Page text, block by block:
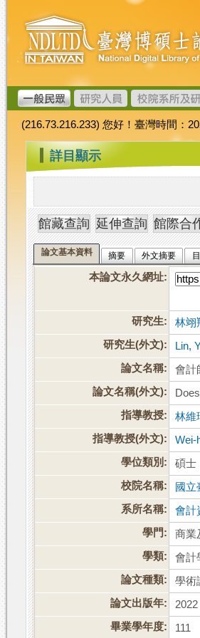
跳
到
主
要
內
容
臺
灣
博
碩
士
論
文
加
值
系
統
(216.73.216.233) 您好！臺灣時間：
::: 詳目顯示
論文基本資料 摘要 外文摘要
本論文永久網址:
研究生:
林翊
研究生(外文):
Lin,
論文名稱:
會計
論文名稱(外文):
指導教授:
林維
指導教授(外文):
Wei-
學位類別:
碩士
校院名稱:
國立
系所名稱:
會計
學門:
商業
學類:
會計
論文種類:
學術
論文出版年:
2022
畢業學年度:
111